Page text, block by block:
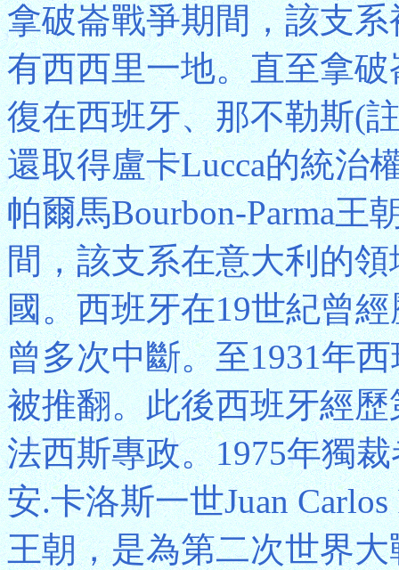
拿破崙戰爭期間，該支
有西西里一地。直至拿
復在西班牙、那不勒斯(
還取得盧卡Lucca的統治
帕爾馬Bourbon-Parma王
間，該支系在意大利的
國。西班牙在19世紀曾
曾多次中斷。至1931年
被推翻。此後西班牙經
法西斯專政。1975年獨
安.卡洛斯一世Juan
王朝，是為第二次世界